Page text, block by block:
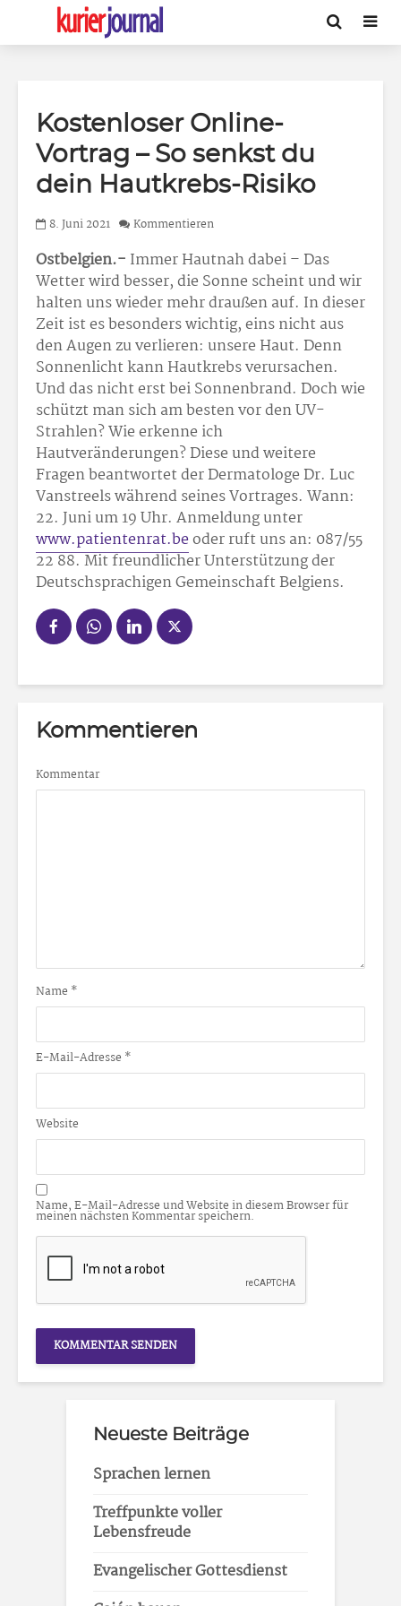
Kostenloser Online-
Vortrag – So senkst du
dein Hautkrebs-Risiko
8. Juni 2021 Kommentieren
Ostbelgien.- Immer Hautnah dabei – Das
Wetter wird besser, die Sonne scheint und wir
halten uns wieder mehr draußen auf. In dieser
Zeit ist es besonders wichtig, eins nicht aus
den Augen zu verlieren: unsere Haut. Denn
Sonnenlicht kann Hautkrebs verursachen.
Und das nicht erst bei Sonnenbrand. Doch wie
schützt man sich am besten vor den UV-
Strahlen? Wie erkenne ich
Hautveränderungen? Diese und weitere
Fragen beantwortet der Dermatologe Dr. Luc
Vanstreels während seines Vortrages. Wann:
22. Juni um 19 Uhr. Anmeldung unter
www.patientenrat.beoder ruft uns an: 087/55
22 88. Mit freundlicher Unterstützung der
Deutschsprachigen Gemeinschaft Belgiens.
Kommentieren
Kommentar
Name *
E-Mail-Adresse *
Website
Name, E-Mail-Adresse und Website in diesem Browser für
meinen nächsten Kommentar speichern.
Neueste Beiträge
Sprachen lernen
Treffpunkte voller
Lebensfreude
Evangelischer Gottesdienst